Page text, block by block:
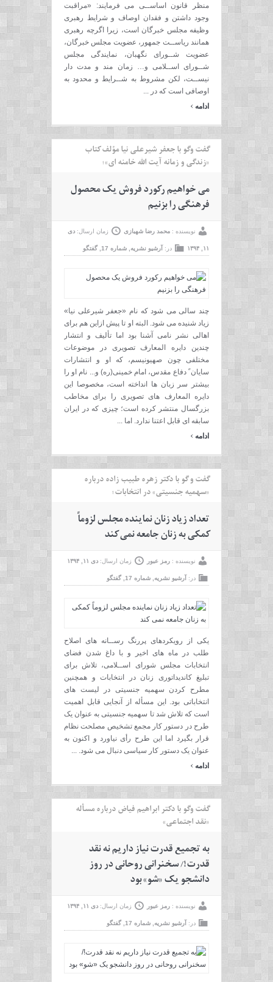
منظر قانون اساســی می فرمایند: «مراقبت
وجود داشتن و فقدان اوصاف و شرایط رهبری
وظیفه مجلس خبرگان است، زیرا اگرچه رهبری
همانند ریاســت جمهور، عضویت مجلس خبرگان،
عضویت شــورای نگهبان، نمایندگی مجلس
شــورای اســلامی و… زمان مند و مدت دار
نیســت، لکن مشروط به شــرایط و محدود به
اوصافی است که در ...
ادامه ›
گفت وگو با جعفر شیرعلی نیا مؤلف کتاب
«زندگی و زمانه آیت الله خامنه ای»؛
می خواهیم رکورد فروش یک محصول
فرهنگی را بزنیم
نویسنده : محمد رضا شهبازی زمان ارسال: دی
۱۱, ۱۳۹۴ در: آرشیو نشریه شماره 17 گفتگو
چند سالی می شود که نام «جعفر شیرعلی نیا»
زیاد شنیده می شود. البته او تا پیش ازاین هم برای
اهالی نشر نامی آشنا بود اما تألیف و انتشار
چندین دایره المعارف تصویری در موضوعات
مختلفی چون صهیونیسم، که او و انتشارات
سایان ً دفاع مقدس، امام خمینی(ره) و... نام او را
بیشتر سر زبان ها انداخته است، مخصوصا این
دایره المعارف های تصویری را برای مخاطب
بزرگسال منتشر کرده است؛ چیزی که در ایران
سابقه ای قابل اعتنا ندارد. اما ...
ادامه ›
گفت و گو با دکتر زهره طبیب زاده درباره
«سهمیه جنسیتی» در انتخابات؛
تعداد زیاد زنان نماینده مجلس لزوماً
کمکی به زنان جامعه نمی کند
نویسنده : رمز عبور زمان ارسال: دی ۱۱, ۱۳۹۴
در: آرشیو نشریه شماره 17 گفتگو
یکی از رویکردهای پررنگ رســانه های اصلاح
طلب در ماه های اخیر و با داغ شدن فضای
انتخابات مجلس شورای اســلامی، تلاش برای
تبلیغ کاندیداتوری زنان در انتخابات و همچنین
مطرح کردن سهمیه جنسیتی در لیست های
انتخاباتی بود. این مسأله از آنجایی قابل اهمیت
است که تلاش شد تا سهمیه جنسیتی به عنوان یک
طرح در دستور کار مجمع تشخیص مصلحت نظام
قرار بگیرد اما این طرح رأی نیاورد و اکنون به
عنوان یک دستور کار سیاسی دنبال می شود. ...
ادامه ›
گفت وگو با دکتر ابراهیم فیاض درباره مسأله
«نقد اجتماعی»
به تجمیع قدرت نیاز داریم نه نقد
قدرت!/ سخنرانی روحانی در روز
دانشجو یک «شو» بود
نویسنده : رمز عبور زمان ارسال: دی ۱۱, ۱۳۹۴
در: آرشیو نشریه شماره 17 گفتگو